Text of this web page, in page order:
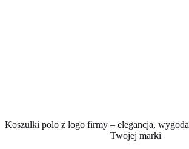
Koszulki polo z logo firmy – elegancja,
Twojej marki